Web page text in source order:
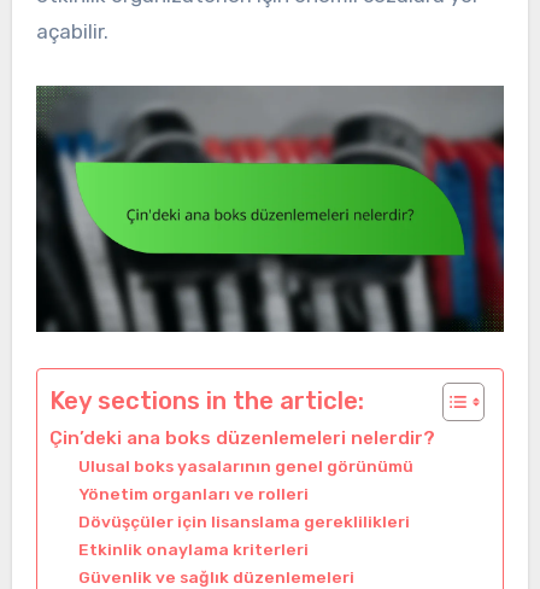
açabilir.
Key sections in the article:
Çin’deki ana boks düzenlemeleri nelerdir?
Ulusal boks yasalarının genel görünümü
Yönetim organları ve rolleri
Dövüşçüler için lisanslama gereklilikleri
Etkinlik onaylama kriterleri
Güvenlik ve sağlık düzenlemeleri